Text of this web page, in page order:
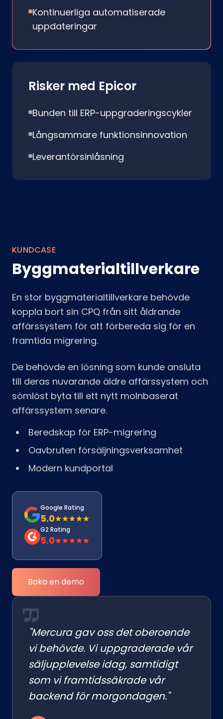
Kontinuerliga automatiserade
uppdateringar
Risker med Epicor
Bunden till ERP-uppgraderingscykler
Långsammare funktionsinnovation
Leverantörsinlåsning
KUNDCASE
Byggmaterialtillverkare
En stor byggmaterialtillverkare behövde
koppla bort sin CPQ från sitt åldrande
affärssystem för att förbereda sig för en
framtida migrering.
De behövde en lösning som kunde ansluta
till deras nuvarande äldre affärssystem och
sömlöst byta till ett nytt molnbaserat
affärssystem senare.
Beredskap för ERP-migrering
Oavbruten försäljningsverksamhet
Modern kundportal
Google Rating
5.0
G2 Rating
5.0
Boka en demo
"Mercura gav oss det oberoende
vi behövde. Vi uppgraderade vår
säljupplevelse idag, samtidigt
som vi framtidssäkrade vår
backend för morgondagen."